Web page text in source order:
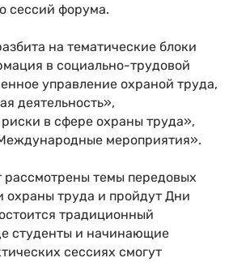
сессий форума.
на тематические блоки
в социально-трудовой
управление охраной труда,
деятельность»,
в сфере охраны труда»,
мероприятия».
темы передовых
охраны труда и пройдут Дни
традиционный
студенты и начинающие
сессиях смогут